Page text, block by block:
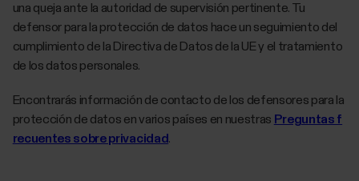
una queja ante la autoridad de supervisión pertinente. Tu
defensor para la protección de datos hace un seguimiento del
cumplimiento de la Directiva de Datos de la UE y el tratamiento
de los datos personales.
Encontrarás información de contacto de los defensores para la
protección de datos en varios países en nuestras Preguntas f
recuentes sobre privacidad.